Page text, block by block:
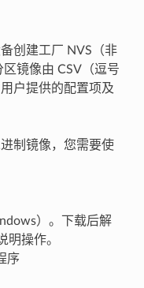
创建工厂 NVS（非
镜像由 CSV（逗号
户提供的配置项及
制镜像，您需要使
）。下载后解
明操作。
序